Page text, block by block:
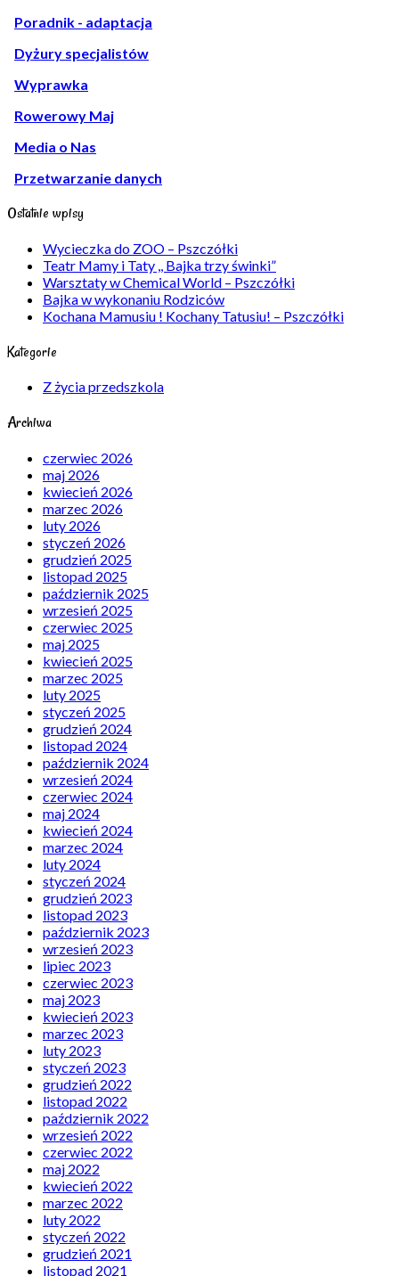
Poradnik - adaptacja
Dyżury specjalistów
Wyprawka
Rowerowy Maj
Media o Nas
Przetwarzanie danych
Ostatnie wpisy
Wycieczka do ZOO – Pszczółki
Teatr Mamy i Taty ,, Bajka trzy świnki”
Warsztaty w Chemical World – Pszczółki
Bajka w wykonaniu Rodziców
Kochana Mamusiu ! Kochany Tatusiu! – Pszczółki
Kategorie
Z życia przedszkola
Archiwa
czerwiec 2026
maj 2026
kwiecień 2026
marzec 2026
luty 2026
styczeń 2026
grudzień 2025
listopad 2025
październik 2025
wrzesień 2025
czerwiec 2025
maj 2025
kwiecień 2025
marzec 2025
luty 2025
styczeń 2025
grudzień 2024
listopad 2024
październik 2024
wrzesień 2024
czerwiec 2024
maj 2024
kwiecień 2024
marzec 2024
luty 2024
styczeń 2024
grudzień 2023
listopad 2023
październik 2023
wrzesień 2023
lipiec 2023
czerwiec 2023
maj 2023
kwiecień 2023
marzec 2023
luty 2023
styczeń 2023
grudzień 2022
listopad 2022
październik 2022
wrzesień 2022
czerwiec 2022
maj 2022
kwiecień 2022
marzec 2022
luty 2022
styczeń 2022
grudzień 2021
listopad 2021